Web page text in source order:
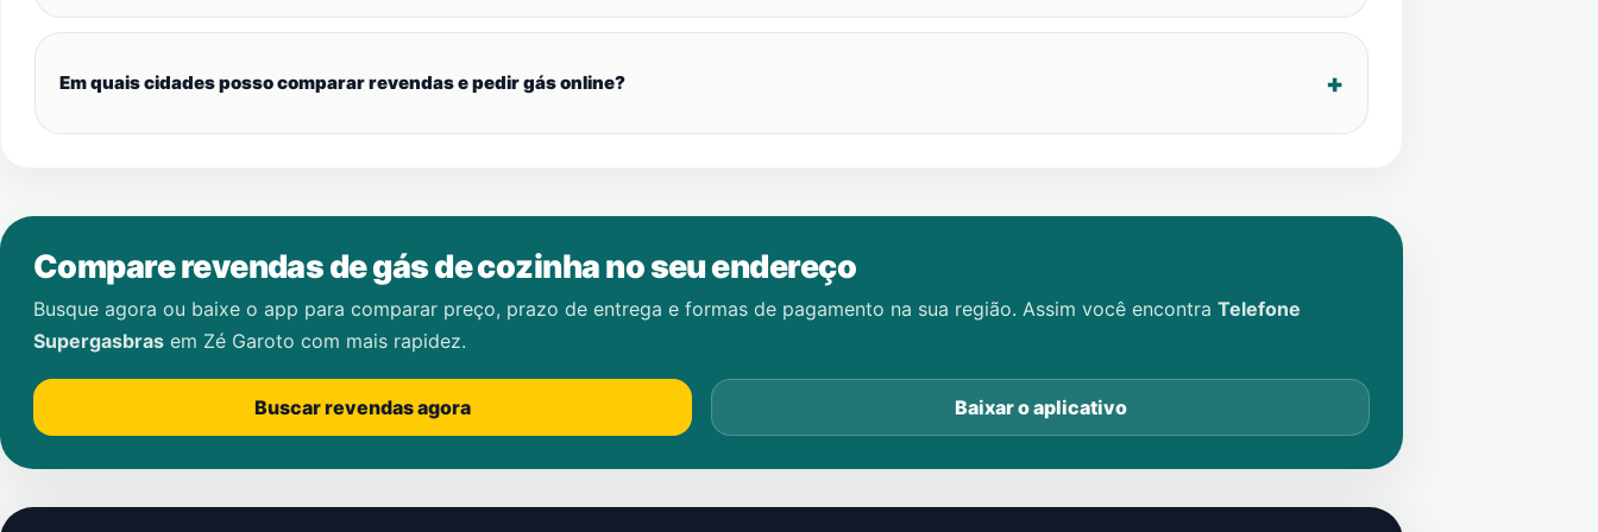
Em quais cidades posso comparar revendas e pedir gás online?
Compare revendas de gás de cozinha no seu endereço
Busque agora ou baixe o app para comparar preço, prazo de entrega e formas de pagamento na sua região. Assim você encontra Telefone
Supergasbras em Zé Garoto com mais rapidez.
Buscar revendas agora Baixar o aplicativo